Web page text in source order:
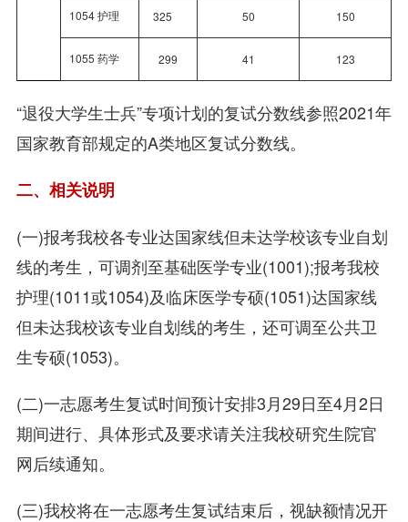
1054 护理 325 50 150
1055 药学 299 41 123
“退役大学生士兵”专项计划的复试分数线参照2021年
国家教育部规定的A类地区复试分数线。
二、相关说明
(一)报考我校各专业达国家线但未达学校该专业自划
线的考生，可调剂至基础医学专业(1001);报考我校
护理(1011或1054)及临床医学专硕(1051)达国家线
但未达我校该专业自划线的考生，还可调至公共卫
生专硕(1053)。
(二)一志愿考生复试时间预计安排3月29日至4月2日
期间进行、具体形式及要求请关注我校研究生院官
网后续通知。
(三)我校将在一志愿考生复试结束后，视缺额情况开